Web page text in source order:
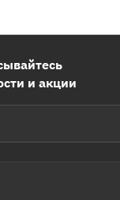
и акции